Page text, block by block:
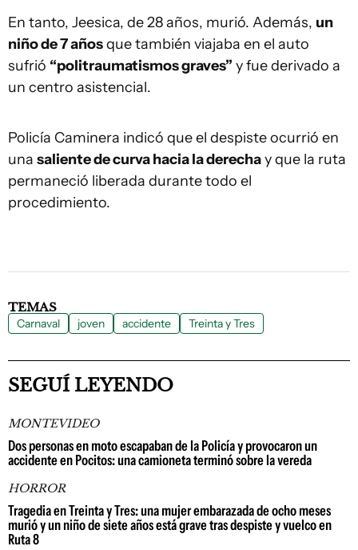
En tanto, Jeesica, de 28 años, murió. Además, un
niño de 7 añosque también viajaba en el auto
sufrió “politraumatismos graves” y fue derivado a
un centro asistencial.
Policía Caminera indicó que el despiste ocurrió en
una saliente de curva hacia la derechay que la ruta
permaneció liberada durante todo el
procedimiento.
TEMAS
Carnaval joven accidente Treinta y Tres
SEGUÍ LEYENDO
MONTEVIDEO
Dos personas en moto escapaban de la Policía y provocaron un
accidente en Pocitos: una camioneta terminó sobre la vereda
HORROR
Tragedia en Treinta y Tres: una mujer embarazada de ocho meses
murió y un niño de siete años está grave tras despiste y vuelco en
Ruta 8